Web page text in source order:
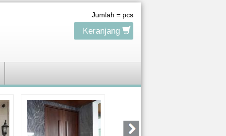
Jumlah = pcs
Keranjang